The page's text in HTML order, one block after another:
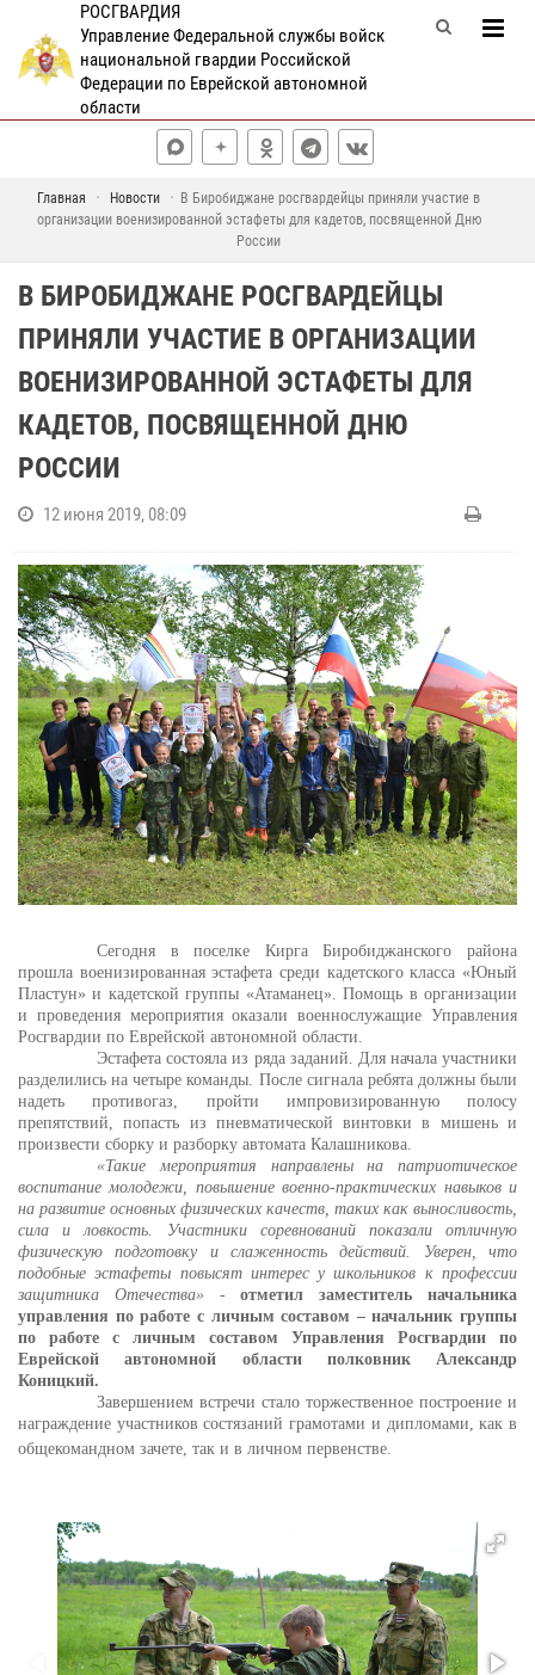
РОСГВАРДИЯ
Управление Федеральной службы войск
национальной гвардии Российской
Федерации по Еврейской автономной
области
Главная Новости
В Биробиджане росгвардейцы приняли участие в
организации военизированной эстафеты для кадетов, посвященной Дню
России
В БИРОБИДЖАНЕ РОСГВАРДЕЙЦЫ
ПРИНЯЛИ УЧАСТИЕ В ОРГАНИЗАЦИИ
ВОЕНИЗИРОВАННОЙ ЭСТАФЕТЫ ДЛЯ
КАДЕТОВ, ПОСВЯЩЕННОЙ ДНЮ
РОССИИ
12 июня 2019, 08:09
Сегодня в поселке Кирга Биробиджанского района
прошла военизированная эстафета среди кадетского класса «Юный
Пластун» и кадетской группы «Атаманец». Помощь в организации
и проведения мероприятия оказали военнослужащие Управления
Росгвардии по Еврейской автономной области.
Эстафета состояла из ряда заданий. Для начала участники
разделились на четыре команды. После сигнала ребята должны были
надеть противогаз, пройти импровизированную полосу
препятствий, попасть из пневматической винтовки в мишень и
произвести сборку и разборку автомата Калашникова.
«Такие мероприятия направлены на патриотическое
воспитание молодежи, повышение военно-практических навыков и
на развитие основных физических качеств, таких как выносливость,
сила и ловкость. Участники соревнований показали отличную
физическую подготовку и слаженность действий. Уверен, что
подобные эстафеты повысят интерес у школьников к профессии
защитника Отечества» -отметил заместитель начальника
управления по работе с личным составом – начальник группы
по работе с личным составом Управления Росгвардии по
Еврейской автономной области полковник Александр
Коницкий.
Завершением встречи стало торжественное построение и
награждение участников состязаний грамотами и дипломами, как в
общекомандном зачете, так и в личном первенстве.